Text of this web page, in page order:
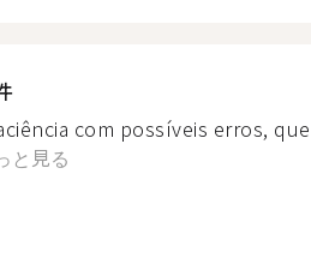
com possíveis erros, que
と見る